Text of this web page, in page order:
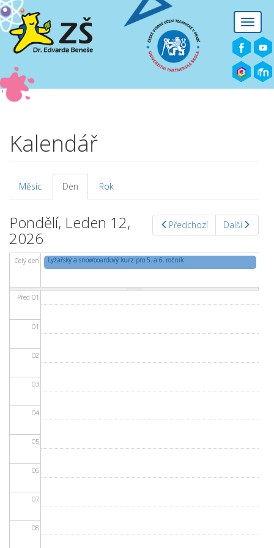
Přejít k hlavnímu obsahu
Toggle
Kalendář
Hlavní záložky
Měsíc Den (aktivní
záložka)
Rok
Předchozí Další
Pondělí, Leden 12,
2026
Celý den Lyžařský a snowboardový kurz pro 5. a 6. ročník
Před 01
01
02
03
04
05
06
07
08